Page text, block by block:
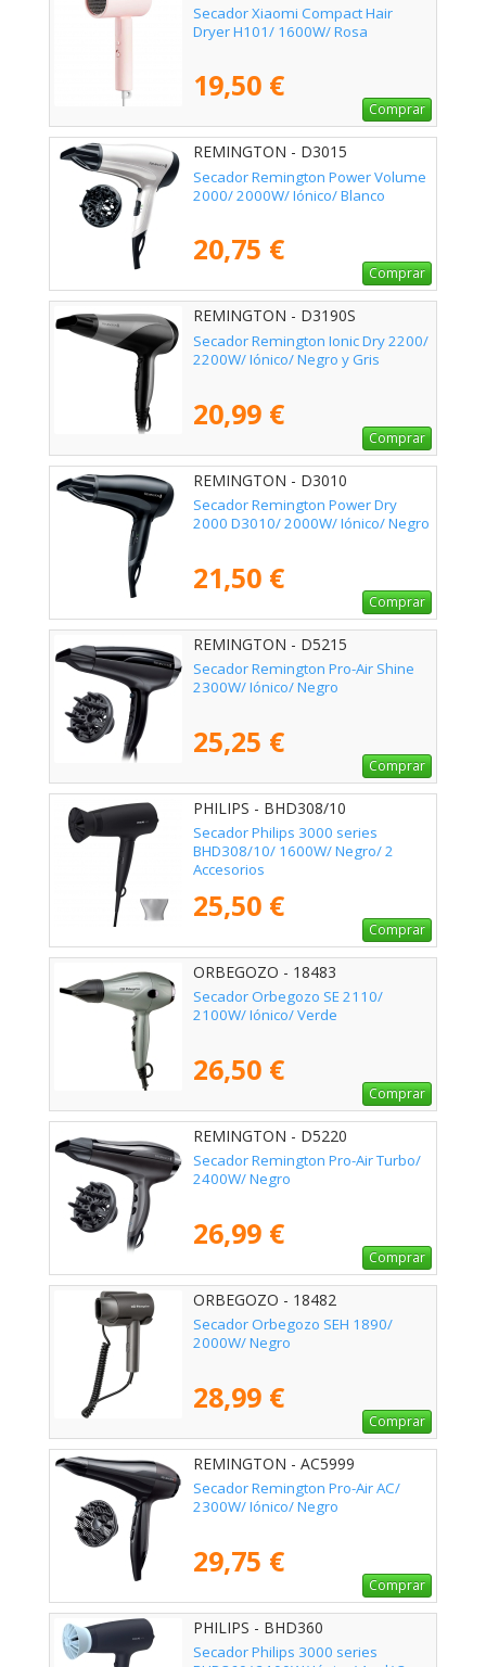
Secador Xiaomi Compact Hair
Dryer H101/ 1600W/ Rosa
19,50 €
Comprar
REMINGTON - D3015
Secador Remington Power Volume
2000/ 2000W/ Iónico/ Blanco
20,75 €
Comprar
REMINGTON - D3190S
Secador Remington Ionic Dry 2200/
2200W/ Iónico/ Negro y Gris
20,99 €
Comprar
REMINGTON - D3010
Secador Remington Power Dry
2000 D3010/ 2000W/ Iónico/ Negro
21,50 €
Comprar
REMINGTON - D5215
Secador Remington Pro-Air Shine
2300W/ Iónico/ Negro
25,25 €
Comprar
PHILIPS - BHD308/10
Secador Philips 3000 series
BHD308/10/ 1600W/ Negro/ 2
Accesorios
25,50 €
Comprar
ORBEGOZO - 18483
Secador Orbegozo SE 2110/
2100W/ Iónico/ Verde
26,50 €
Comprar
REMINGTON - D5220
Secador Remington Pro-Air Turbo/
2400W/ Negro
26,99 €
Comprar
ORBEGOZO - 18482
Secador Orbegozo SEH 1890/
2000W/ Negro
28,99 €
Comprar
REMINGTON - AC5999
Secador Remington Pro-Air AC/
2300W/ Iónico/ Negro
29,75 €
Comprar
PHILIPS - BHD360
Secador Philips 3000 series